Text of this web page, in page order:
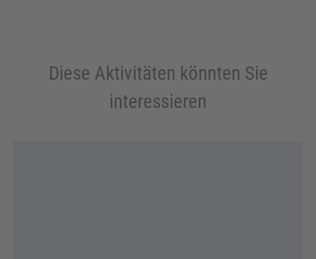
Diese Aktivitäten könnten Sie
interessieren